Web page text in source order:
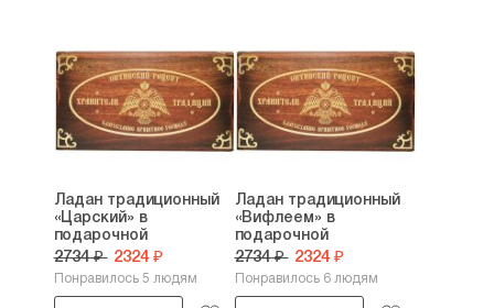
Ладан традиционный
«Царский» в
подарочной
упаковке...
2734 ₽ 2324 ₽
Понравилось 5 людям
Ладан традиционный
«Вифлеем» в
подарочной
упаковке...
2734 ₽ 2324 ₽
Понравилось 6 людям